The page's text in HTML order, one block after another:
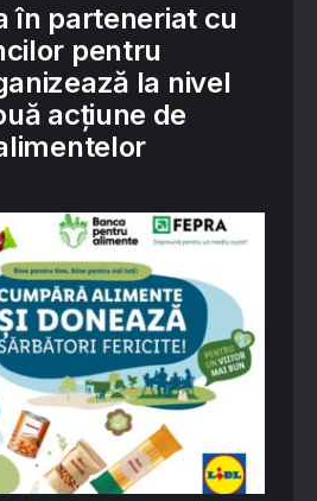
în parteneriat cu
pentru
la nivel
acțiune de